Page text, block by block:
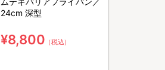
24cm 深型
¥8,800 （税込）